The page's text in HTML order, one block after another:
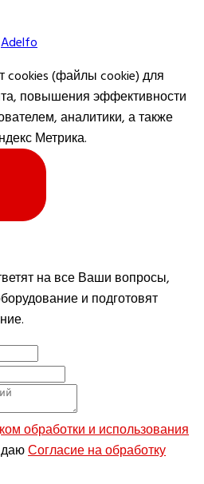
Adelfo
cookies (файлы cookie) для
повышения эффективности
аналитики, а также
Метрика.
на все Ваши вопросы,
и подготовят
обработки и использования
Согласие на обработку